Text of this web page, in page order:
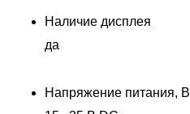
Наличие дисплея
да
Напряжение питания, В